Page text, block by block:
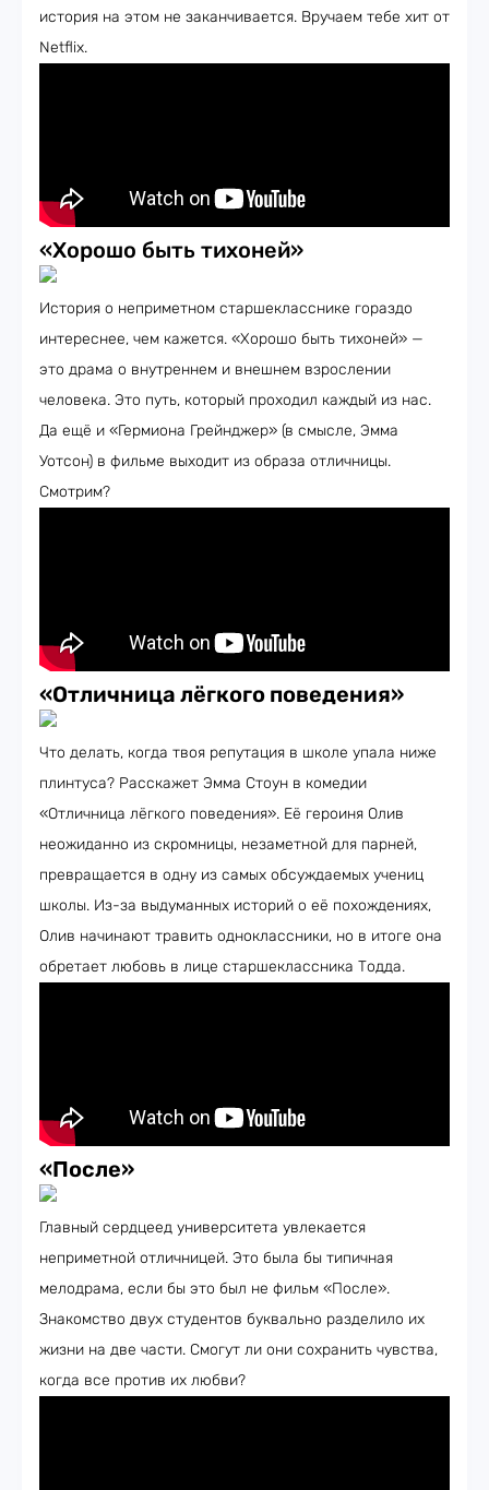
история на этом не заканчивается. Вручаем тебе хит от
Netflix.
«Хорошо быть тихоней»
История о неприметном старшекласснике гораздо
интереснее, чем кажется. «Хорошо быть тихоней» —
это драма о внутреннем и внешнем взрослении
человека. Это путь, который проходил каждый из нас.
Да ещё и «Гермиона Грейнджер» (в смысле, Эмма
Уотсон) в фильме выходит из образа отличницы.
Смотрим?
«Отличница лёгкого поведения»
Что делать, когда твоя репутация в школе упала ниже
плинтуса? Расскажет Эмма Стоун в комедии
«Отличница лёгкого поведения». Её героиня Олив
неожиданно из скромницы, незаметной для парней,
превращается в одну из самых обсуждаемых учениц
школы. Из-за выдуманных историй о её похождениях,
Олив начинают травить одноклассники, но в итоге она
обретает любовь в лице старшеклассника Тодда.
«После»
Главный сердцеед университета увлекается
неприметной отличницей. Это была бы типичная
мелодрама, если бы это был не фильм «После».
Знакомство двух студентов буквально разделило их
жизни на две части. Смогут ли они сохранить чувства,
когда все против их любви?